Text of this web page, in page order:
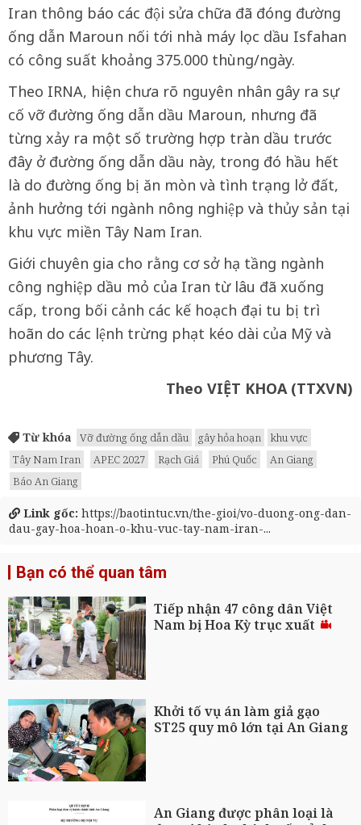
Iran thông báo các đội sửa chữa đã đóng đường
ống dẫn Maroun nối tới nhà máy lọc dầu Isfahan
có công suất khoảng 375.000 thùng/ngày.
Theo IRNA, hiện chưa rõ nguyên nhân gây ra sự
cố vỡ đường ống dẫn dầu Maroun, nhưng đã
từng xảy ra một số trường hợp tràn dầu trước
đây ở đường ống dẫn dầu này, trong đó hầu hết
là do đường ống bị ăn mòn và tình trạng lở đất,
ảnh hưởng tới ngành nông nghiệp và thủy sản tại
khu vực miền Tây Nam Iran.
Giới chuyên gia cho rằng cơ sở hạ tầng ngành
công nghiệp dầu mỏ của Iran từ lâu đã xuống
cấp, trong bối cảnh các kế hoạch đại tu bị trì
hoãn do các lệnh trừng phạt kéo dài của Mỹ và
phương Tây.
Theo VIỆT KHOA (TTXVN)
Từ khóa Vỡ đường ống dẫn dầu gây hỏa hoạn
khu vực
Tây Nam Iran
APEC 2027 Rạch Giá Phú Quốc
An Giang
Báo An Giang
Link gốc: https://baotintuc.vn/the-gioi/vo-duong-ong-dan-
dau-gay-hoa-hoan-o-khu-vuc-tay-nam-iran-...
Bạn có thể quan tâm
Tiếp nhận 47 công dân Việt
Nam bị Hoa Kỳ trục xuất
Khởi tố vụ án làm giả gạo
ST25 quy mô lớn tại An Giang
An Giang được phân loại là